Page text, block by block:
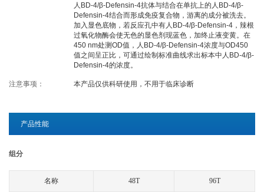
下载中心
公司介绍 专利/荣誉
联系我们 公司新闻
代理商查询
人BD-4/β-Defensin-4抗体与结合在单抗上的人BD-4/β-
Defensin-4结合而形成免疫复合物，游离的成分被洗去。
加入显色底物，若反应孔中有人BD-4/β-Defensin-4，辣根
过氧化物酶会使无色的显色剂现蓝色，加终止液变黄。在
450 nm处测OD值，人BD-4/β-Defensin-4浓度与OD450
值之间呈正比，可通过绘制标准曲线求出标本中人BD-4/β-
Defensin-4的浓度。
注意事项： 本产品仅供科研使用，不用于临床诊断
产品性能
组分
名称 48T 96T